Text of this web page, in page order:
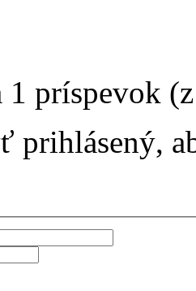
1 príspevok
prihlásený,